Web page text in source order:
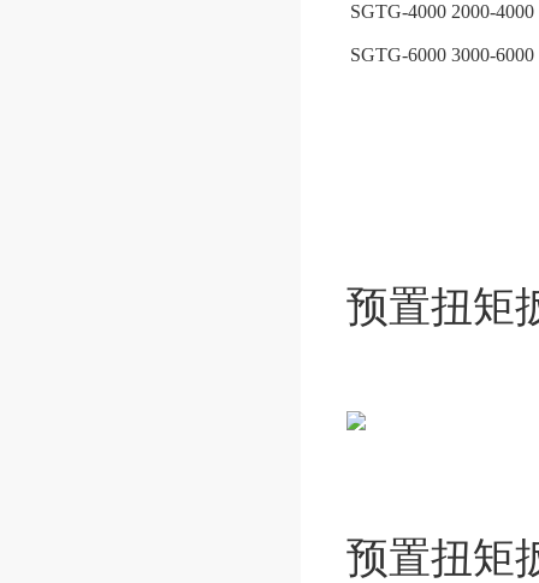
SGTG-4000 2000-4000
SGTG-6000 3000-6000
预置扭矩
预置扭矩